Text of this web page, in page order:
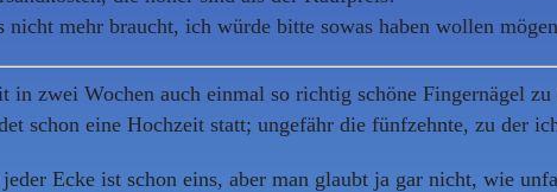
mehr braucht, ich würde bitte sowas haben wollen
zwei Wochen auch einmal so richtig schöne Fingernägel
schon eine Hochzeit statt; ungefähr die fünfzehnte, zu der
Ecke ist schon eins, aber man glaubt ja gar nicht, wie